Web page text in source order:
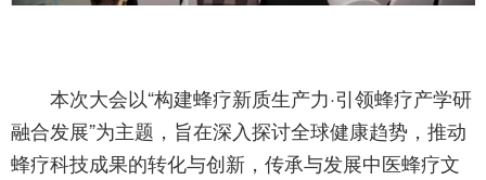
本次大会以“构建蜂疗新质生产力·引领蜂疗产学研
融合发展”为主题，旨在深入探讨全球健康趋势，推动
蜂疗科技成果的转化与创新，传承与发展中医蜂疗文